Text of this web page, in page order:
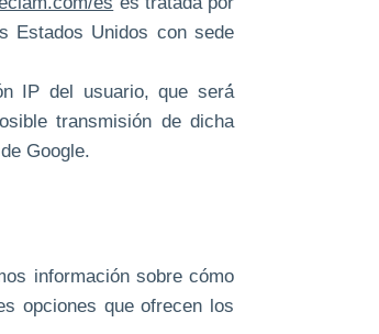
Estados Unidos con sede
IP del usuario, que será́
transmisión de dicha
Google.
información sobre cómo
opciones que ofrecen los